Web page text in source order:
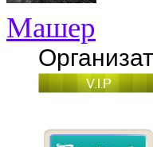
Машер